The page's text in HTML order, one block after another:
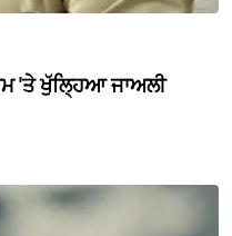
'ਤੇ ਖੁੱਲ੍ਹਿਆ ਜਾਅਲੀ